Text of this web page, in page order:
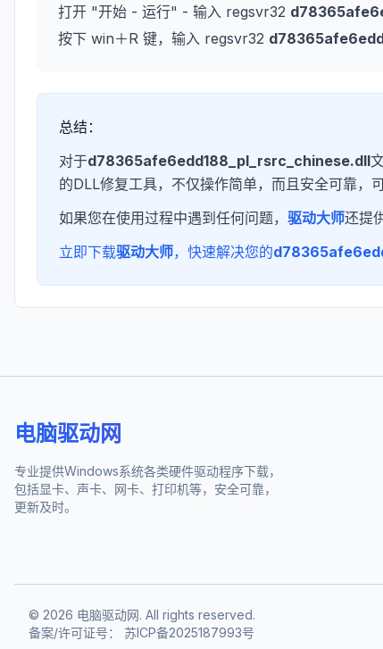
打开 "开始 - 运行" - 输入 regsvr32
按下 win＋R 键，输入 regsvr32
总结：
对于d78365afe6edd188_pl_rsrc_chinese.dll
的DLL修复工具，不仅操作简单，而且安全可靠，
如果您在使用过程中遇到任何问题， 驱动大师还提
立即下载驱动大师，快速解决您的
电脑驱动网
专业提供Windows系统各类硬件驱动程序下载，
包括显卡、声卡、网卡、打印机等，安全可靠，
更新及时。
© 2026 电脑驱动网. All rights reserved.
备案/许可证号：
苏ICP备2025187993号